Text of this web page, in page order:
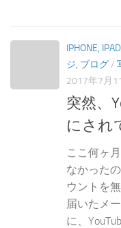
IPHONE,
ジ, ブログ/
2017年7月
突然、
にされ
ここ何ヶ
なかった
ウントを
届いたメ
に、